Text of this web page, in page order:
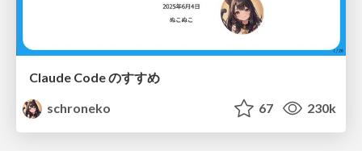
Claude Code のすすめ
schroneko
67 230k